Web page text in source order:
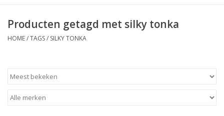
Geurkaarsen
Producten getagd met silky tonka
HOME/TAGS/ SILKY TONKA